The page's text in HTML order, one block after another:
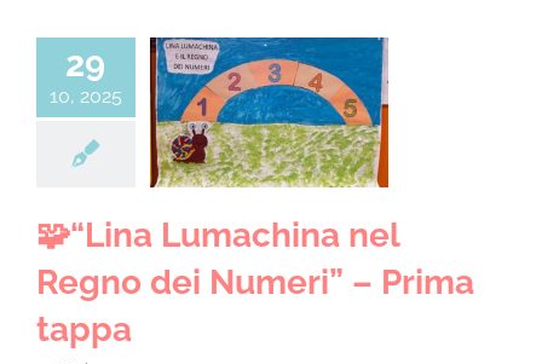
29
10, 2025
Lumachina
dei
– Prima
🧩“Lina Lumachina nel
Regno dei Numeri” – Prima
tappa